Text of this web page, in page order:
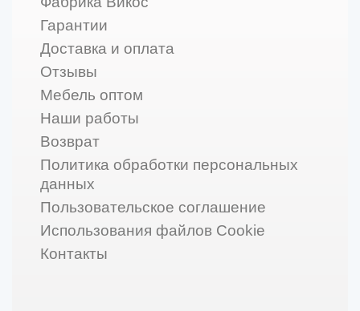
Гарантии
Доставка и оплата
Отзывы
Мебель оптом
Наши работы
Возврат
Политика обработки персональных
данных
Пользовательское соглашение
Использования файлов Cookie
Контакты